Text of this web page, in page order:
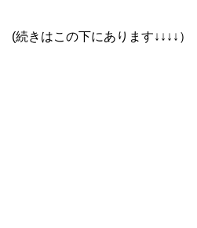
(続きはこの下にあります↓↓↓↓）